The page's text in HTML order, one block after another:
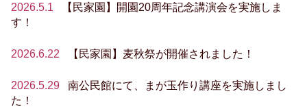
2026.5.1
【民家園】開園20周年記念講演会を実施しま
す！
2026.6.22 【民家園】麦秋祭が開催されました！
2026.5.29
南公民館にて、まが玉作り講座を実施しまし
た！